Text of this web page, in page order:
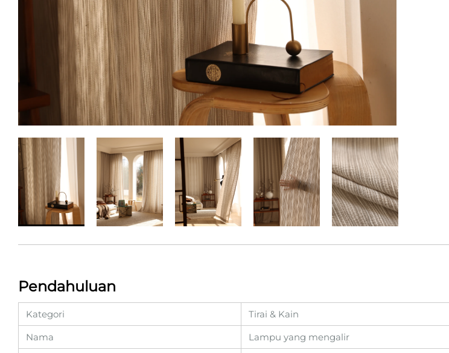
Pendahuluan
Kategori
Tirai & Kain
Nama
Lampu yang mengalir